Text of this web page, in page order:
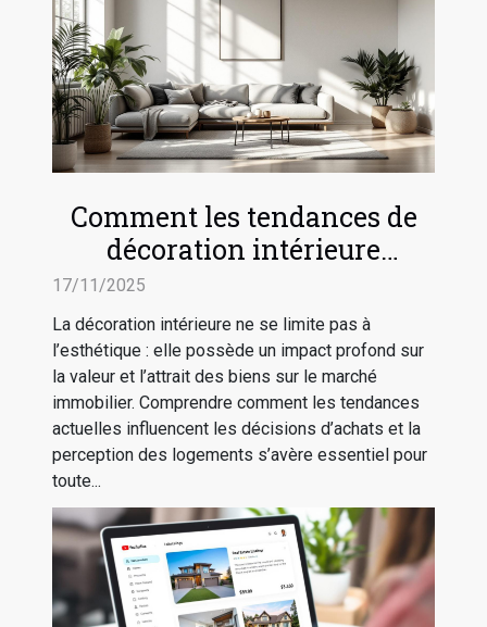
Comment les tendances de
décoration intérieure
influencent-elles le marché
immobilier ?
17/11/2025
La décoration intérieure ne se limite pas à
l’esthétique : elle possède un impact profond sur
la valeur et l’attrait des biens sur le marché
immobilier. Comprendre comment les tendances
actuelles influencent les décisions d’achats et la
perception des logements s’avère essentiel pour
toute...